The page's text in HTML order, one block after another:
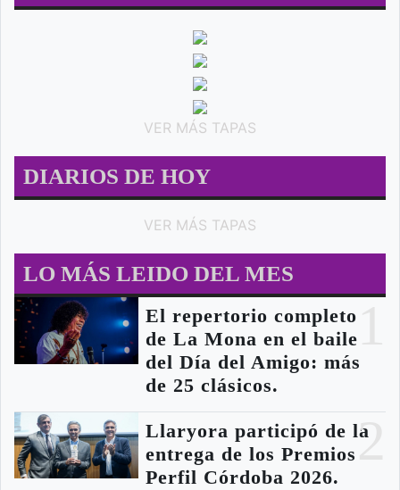
VER MÁS TAPAS
DIARIOS DE HOY
VER MÁS TAPAS
LO MÁS LEIDO DEL MES
El repertorio completo
de La Mona en el baile
del Día del Amigo: más
de 25 clásicos.
2
Llaryora participó de la
entrega de los Premios
Perfil Córdoba 2026.